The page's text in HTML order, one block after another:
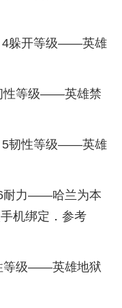
4躲开等级——英雄
性等级——英雄禁
5韧性等级——英雄
耐力——哈兰为本
机绑定．参考
等级——英雄地狱